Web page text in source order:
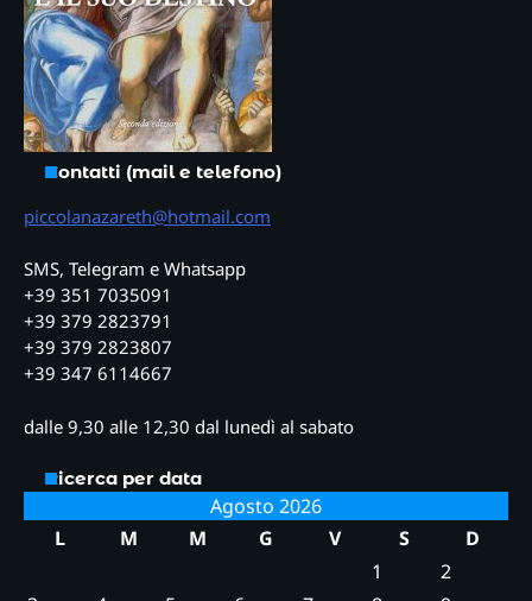
Contatti (mail e telefono)
piccolanazareth@hotmail.com
SMS, Telegram e Whatsapp
+39 351 7035091
+39 379 2823791
+39 379 2823807
+39 347 6114667
dalle 9,30 alle 12,30 dal lunedì al sabato
Ricerca per data
Agosto 2026
L
M M G V S
D
1
2